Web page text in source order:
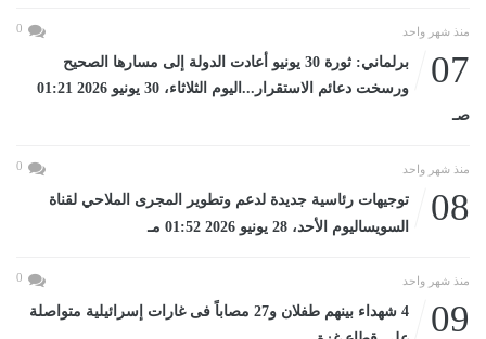
منذ شهر واحد 0
07
برلماني: ثورة 30 يونيو أعادت الدولة إلى مسارها الصحيح
ورسخت دعائم الاستقرار...اليوم الثلاثاء، 30 يونيو 2026 01:21
صـ
منذ شهر واحد 0
08
توجيهات رئاسية جديدة لدعم وتطوير المجرى الملاحي لقناة
السويساليوم الأحد، 28 يونيو 2026 01:52 مـ
منذ شهر واحد 0
09
4 شهداء بينهم طفلان و27 مصاباً فى غارات إسرائيلية متواصلة